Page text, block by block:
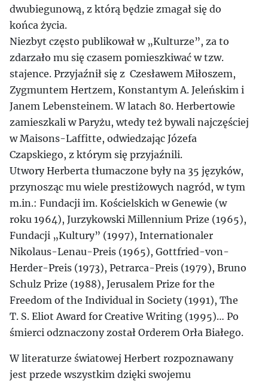
dwubiegunową, z którą będzie zmagał się do
końca życia.
Niezbyt często publikował w „Kulturze”, za to
zdarzało mu się czasem pomieszkiwać w tzw.
stajence. Przyjaźnił się z Czesławem Miłoszem,
Zygmuntem Hertzem, Konstantym A. Jeleńskim i
Janem Lebensteinem. W latach 80. Herbertowie
zamieszkali w Paryżu, wtedy też bywali najczęściej
w Maisons-Laffitte, odwiedzając Józefa
Czapskiego, z którym się przyjaźnili.
Utwory Herberta tłumaczone były na 35 języków,
przynosząc mu wiele prestiżowych nagród, w tym
m.in.: Fundacji im. Kościelskich w Genewie (w
roku 1964), Jurzykowski Millennium Prize (1965),
Fundacji „Kultury” (1997), Internationaler
Nikolaus-Lenau-Preis (1965), Gottfried-von-
Herder-Preis (1973), Petrarca-Preis (1979), Bruno
Schulz Prize (1988), Jerusalem Prize for the
Freedom of the Individual in Society (1991), The
T. S. Eliot Award for Creative Writing (1995)… Po
śmierci odznaczony został Orderem Orła Białego.
W literaturze światowej Herbert rozpoznawany
jest przede wszystkim dzięki swojemu